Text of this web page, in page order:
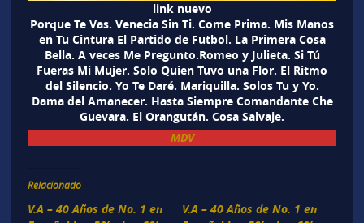
link nuevo
Porque Te Vas. Venecia Sin Ti. Come Prima. Mis Manos
en Tu Cintura El Partido de Futbol. La Primera Cosa
Bella. A veces Me Pregunto.Romeo y Julieta. Si Tú
Fueras Mi Mujer. Solo Quien Tuvo una Flor. El Ritmo
del Silencio. Yo Te Daré. Mariquilla. Solos Tu y Yo.
Dama del Amanecer. Hasta Siempre Comandante Che
Guevara. El Orangután. Cosa Salvaje.
MDV
Relacionado
V.A – 40 Años de No. 1 en
V.A – 40 Años de No. 1 en